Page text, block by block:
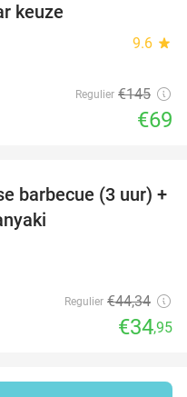
keuze
9.6 star
Regulier €145
€69
21%
barbecue (3 uur) +
Regulier €44,34
€34,95